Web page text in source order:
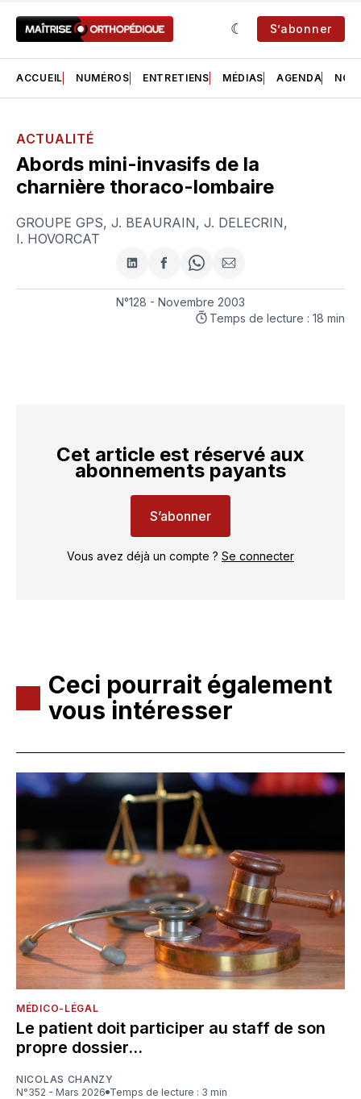
S’abonner
ACCUEIL NUMÉROS ENTRETIENS MÉDIAS AGENDA NOS
ACTUALITÉ
Abords mini-invasifs de la
charnière thoraco-lombaire
GROUPE GPS, J. BEAURAIN, J. DELECRIN,
I. HOVORCAT
Partager
sur
LinkedIn
Partager
sur
Facebook
Share
on
WhatsApp
Partager
par
courriel
N°128 - Novembre 2003
Temps de lecture : 18 min
Cet article est réservé aux
abonnements payants
S’abonner
Vous avez déjà un compte ? Se connecter
Ceci pourrait également
vous intéresser
MÉDICO-LÉGAL
Le patient doit participer au staff de son
propre dossier…
NICOLAS CHANZY
N°352 - Mars 2026
Temps de lecture : 3 min